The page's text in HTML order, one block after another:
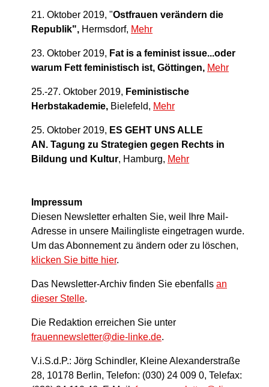
21. Oktober 2019, "Ostfrauen verändern die
Republik", Hermsdorf, Mehr
23. Oktober 2019, Fat is a feminist issue...oder
warum Fett feministisch ist, Göttingen, Mehr
25.-27. Oktober 2019, Feministische
Herbstakademie, Bielefeld, Mehr
25. Oktober 2019, ES GEHT UNS ALLE
AN. Tagung zu Strategien gegen Rechts in
Bildung und Kultur, Hamburg, Mehr
Impressum
Diesen Newsletter erhalten Sie, weil Ihre Mail-
Adresse in unsere Mailingliste eingetragen wurde.
Um das Abonnement zu ändern oder zu löschen,
klicken Sie bitte hier.
Das Newsletter-Archiv finden Sie ebenfalls an
dieser Stelle.
Die Redaktion erreichen Sie unter
frauennewsletter@die-linke.de.
V.i.S.d.P.: Jörg Schindler, Kleine Alexanderstraße
28, 10178 Berlin, Telefon: (030) 24 009 0, Telefax: